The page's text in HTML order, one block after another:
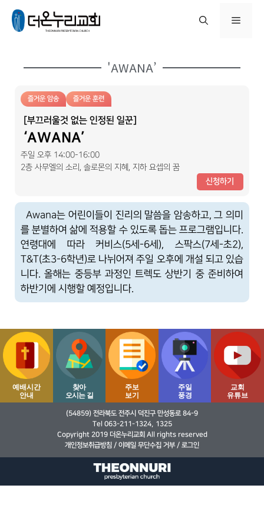
'AWANA’
즐거운 암송 즐거운 훈련
[부끄러울것 없는 인정된 일꾼]
‘AWANA’
주일 오후 14:00-16:00
2층 사무엘의 소리, 솔로몬의 지혜, 지하 요셉의 꿈
신청하기
Awana는 어린이들이 진리의 말씀을 암송하고, 그 의미
를 분별하여 삶에 적용할 수 있도록 돕는 프로그램입니다.
연령대에 따라 커비스(5세-6세), 스팍스(7세-초2),
T&T(초3-6학년)로 나뉘어져 주일 오후에 개설 되고 있습
니다. 올해는 중등부 과정인 트렉도 상반기 중 준비하여
하반기에 시행할 예정입니다.
예배시간
안내
찾아
오시는 길
주보
보기
주일
풍경
교회
유튜브
(54859) 전라북도 전주시 덕진구 만성동로 84-9
Tel 063-211-1324, 1325
Copyright 2019 더온누리교회 All rights reserved
개인정보취급방침 / 이메일 무단수집 거부/ 로그인